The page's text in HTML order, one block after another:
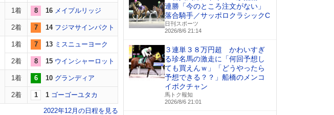
1着 8 16 メイプルリッジ
2着 7 14 フジマサインパクト
1着 7 13 ミスニューヨーク
2着 8 15 ウインシャーロット
1着 6 10 グランディア
2着 1 1 ゴーゴーユタカ
2022年12月の日程を見る
連勝「今のところ注文がない」
落合騎手／サッポロクラシックC
日刊スポーツ
2026/8/6 21:14
３連単３８万円超 かわいすぎ
る珍名馬の激走に「何回予想し
ても買えんｗ」「どうやったら
予想できる？？」船橋のメンコ
イボクチャン
馬トク報知
2026/8/6 21:01